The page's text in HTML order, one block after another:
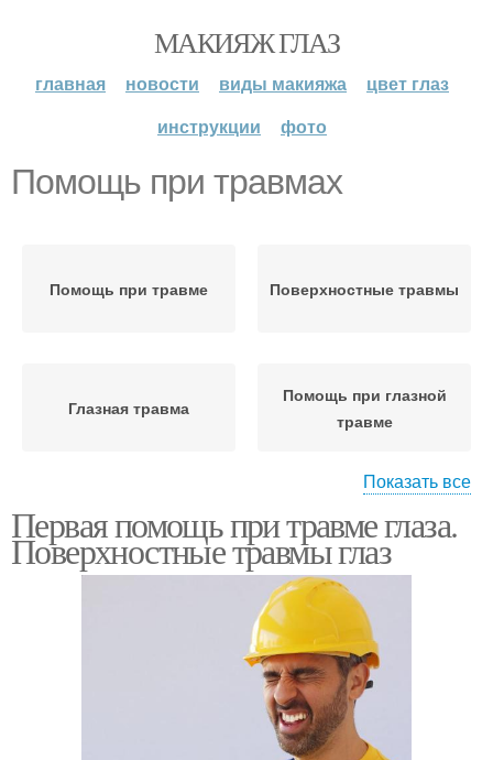
МАКИЯЖ ГЛАЗ
главная новости виды макияжа
цвет глаз
инструкции
фото
Помощь при травмах
Помощь при травме Поверхностные травмы
Глазная травма
Помощь при глазной
травме
повреждении
Помощь при попадании
Помощи при попадании
Показать все
Первая помощь при травме глаза.
Поверхностные травмы глаз